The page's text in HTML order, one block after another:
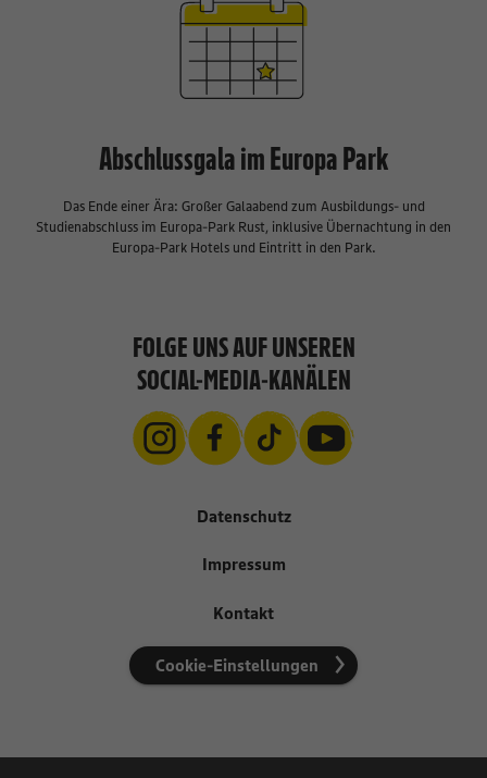
Abschlussgala im Europa Park
Das Ende einer Ära: Großer Galaabend zum Ausbildungs- und
Studienabschluss im Europa-Park Rust, inklusive Übernachtung in den
Europa-Park Hotels und Eintritt in den Park.
FOLGE UNS AUF UNSEREN
SOCIAL-MEDIA-KANÄLEN
Datenschutz
Impressum
Kontakt
Cookie-Einstellungen